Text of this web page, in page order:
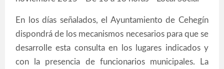
En los días señalados, el Ayuntamiento de Cehegín
dispondrá de los mecanismos necesarios para que se
desarrolle esta consulta en los lugares indicados y
con la presencia de funcionarios municipales. La